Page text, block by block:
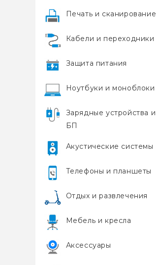
Печать и сканирование
Кабели и переходники
Защита питания
Ноутбуки и моноблоки
Зарядные устройства и
БП
Акустические системы
Телефоны и планшеты
Отдых и развлечения
Мебель и кресла
Аксессуары